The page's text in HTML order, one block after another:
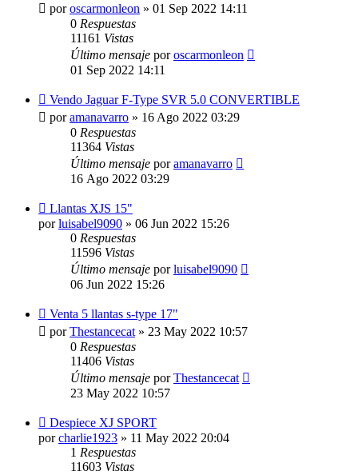
poroscarmonleon » 01 Sep 2022 14:11
0 Respuestas
11161 Vistas
Último mensaje poroscarmonleon
01 Sep 2022 14:11
Vendo Jaguar F-Type SVR 5.0 CONVERTIBLE
poramanavarro » 16 Ago 2022 03:29
0 Respuestas
11364 Vistas
Último mensaje poramanavarro
16 Ago 2022 03:29
Llantas XJS 15"
porluisabel9090 » 06 Jun 2022 15:26
0 Respuestas
11596 Vistas
Último mensaje porluisabel9090
06 Jun 2022 15:26
Venta 5 llantas s-type 17"
porThestancecat » 23 May 2022 10:57
0 Respuestas
11406 Vistas
Último mensaje porThestancecat
23 May 2022 10:57
Despiece XJ SPORT
porcharlie1923 » 11 May 2022 20:04
1 Respuestas
11603 Vistas